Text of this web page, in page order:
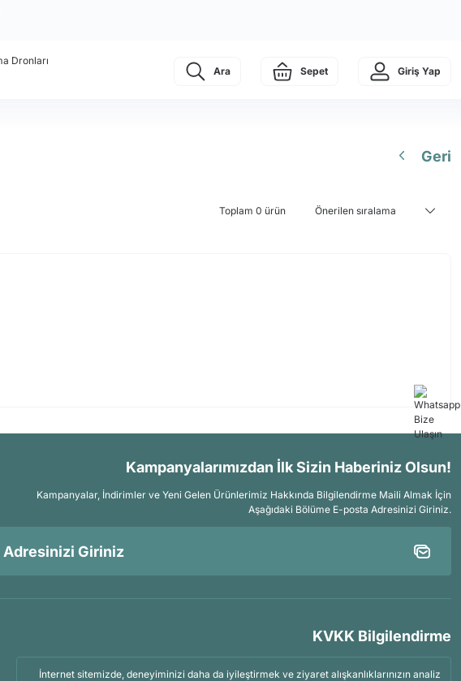
Ara Sepet Giriş Yap
Geri
Toplam 0 ürün
Kampanyalarımızdan İlk Sizin Haberiniz Olsun!
Kampanyalar, İndirimler ve Yeni Gelen Ürünlerimiz Hakkında Bilgilendirme Maili Almak İçin
Aşağıdaki Bölüme E-posta Adresinizi Giriniz.
KVKK Bilgilendirme
İnternet sitemizde, deneyiminizi daha da iyileştirmek ve ziyaret alışkanlıklarınızın analiz